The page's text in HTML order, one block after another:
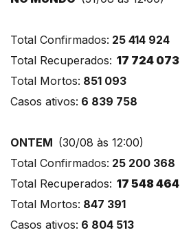
Total Confirmados: 25 414 924
Total Recuperados: 17 724 073
Total Mortos: 851 093
Casos ativos: 6 839 758
ONTEM (30/08 às 12:00)
Total Confirmados: 25 200 368
Total Recuperados: 17 548 464
Total Mortos: 847 391
Casos ativos: 6 804 513